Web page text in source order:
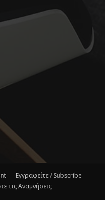
Εγγραφείτε / Subscribe
τις Αναμνήσεις